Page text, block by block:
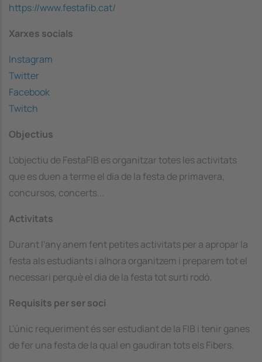
https://www.festafib.cat/
Xarxes socials
Instagram
Twitter
Facebook
Twitch
Objectius
L'objectiu de FestaFIB es organitzar totes les activitats
que es duen a terme el dia de la festa de primavera,
concursos, concerts...
Activitats
Durant l'any anem fent petites activitats per a apropar la
festa als estudiants i alhora organitzem i preparem tot el
necessari perquè el dia de la festa tot surti rodó.
Requisits per ser soci
L'únic requeriment és ser estudiant de la FIB i tenir ganes
de fer una festa de la qual en gaudiran tots els Fibers.